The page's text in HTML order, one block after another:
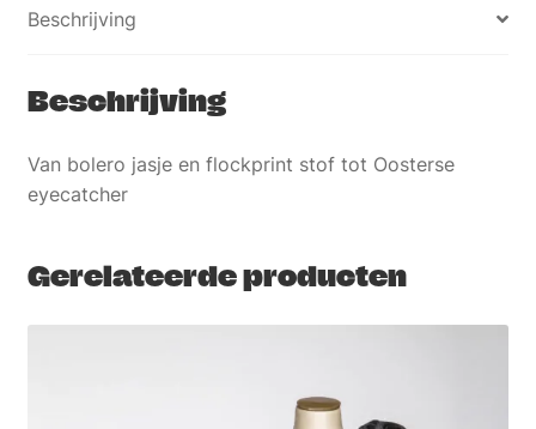
Beschrijving
Beschrijving
Van bolero jasje en flockprint stof tot Oosterse
eyecatcher
Gerelateerde producten